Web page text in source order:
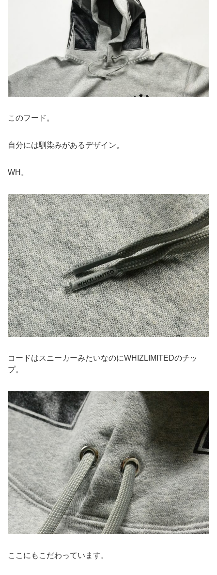
このフード。
自分には馴染みがあるデザイン。
WH。
コードはスニーカーみたいなのにWHIZLIMITEDのチッ
プ。
ここにもこだわっています。